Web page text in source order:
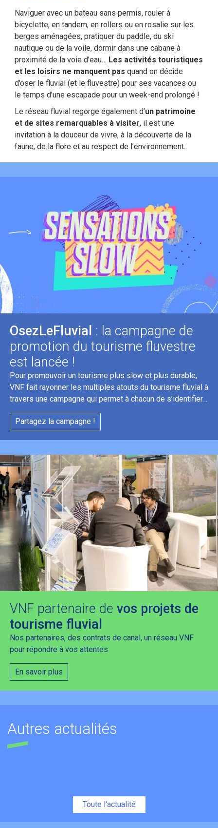
Naviguer avec un bateau sans permis, rouler à
bicyclette, en tandem, en rollers ou en rosalie sur les
berges aménagées, pratiquer du paddle, du ski
nautique ou de la voile, dormir dans une cabane à
proximité de la voie d’eau… Les activités touristiques
et les loisirs ne manquent pas quand on décide
d’oser le fluvial (et le fluvestre) pour ses vacances ou
le temps d’une escapade pour un week-end prolongé !
Le réseau fluvial regorge également d’un patrimoine
et de sites remarquables à visiter, il est une
invitation à la douceur de vivre, à la découverte de la
faune, de la flore et au respect de l’environnement.
OsezLeFluvial : la campagne de
promotion du tourisme fluvestre
est lancée !
Pour promouvoir un tourisme plus slow et plus durable,
VNF fait rayonner les multiples atouts du tourisme fluvial à
travers une campagne qui permet à chacun de s’identifier…
Partagez la campagne !
VNF partenaire de vos projets de
tourisme fluvial
Nos partenaires, des contrats de canal, un réseau VNF
pour répondre à vos attentes
En savoir plus
Autres actualités
Toute l'actualité